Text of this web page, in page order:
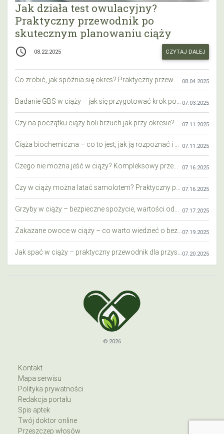
Jak działa test owulacyjny?
Praktyczny przewodnik po
skutecznym planowaniu ciąży
access_time 08.22.2025 CZYTAJ DALEJ
Co zrobić, jak spóźnia się okres? Praktyczny przewodnik krok po kroku 08.04.2025
Badanie GBS w ciąży – jak się przygotować krok po kroku? 07.03.2025
Czy na początku ciąży boli brzuch jak przy okresie? Wyjaśniamy objawy i różnice 07.11.2025
Ciąża biochemiczna – co to jest, jak ją rozpoznać i co warto wiedzieć? 07.11.2025
Czego nie można jeść w ciąży? Kompleksowy przewodnik dla przyszłych mam 07.16.2025
Czy w ciąży można latać samolotem? Praktyczny przewodnik dla przyszłych mam 07.16.2025
Grzyby w ciąży – bezpieczne spożycie, wartości odżywcze i zagrożenia 07.17.2025
Zakazane owoce w ciąży – co warto wiedzieć o bezpieczeństwie diety przyszłej mamy?07.19.2025
Jak spać w ciąży – praktyczny przewodnik dla przyszłych mam07.20.2025
© 2026
Kontakt
Mapa serwisu
Polityka prywatności
Redakcja portalu
Spis aptek
Twój doktor online
Przeszczep włosów